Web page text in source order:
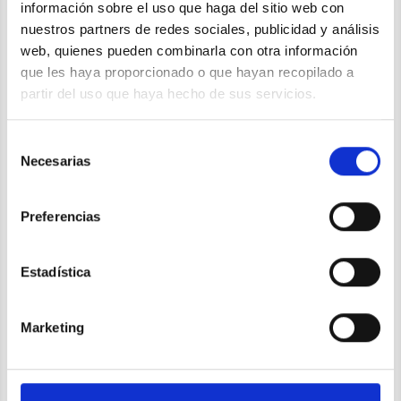
información sobre el uso que haga del sitio web con
nuestros partners de redes sociales, publicidad y análisis
web, quienes pueden combinarla con otra información
que les haya proporcionado o que hayan recopilado a
partir del uso que haya hecho de sus servicios.
Necesarias
Preferencias
Estadística
Marketing
BigMat Isla te ayudamos a decidir cuál es la mejor opción
para ti, según tu hogar, tu presupuesto y tus necesidades de
confort.
Leer más